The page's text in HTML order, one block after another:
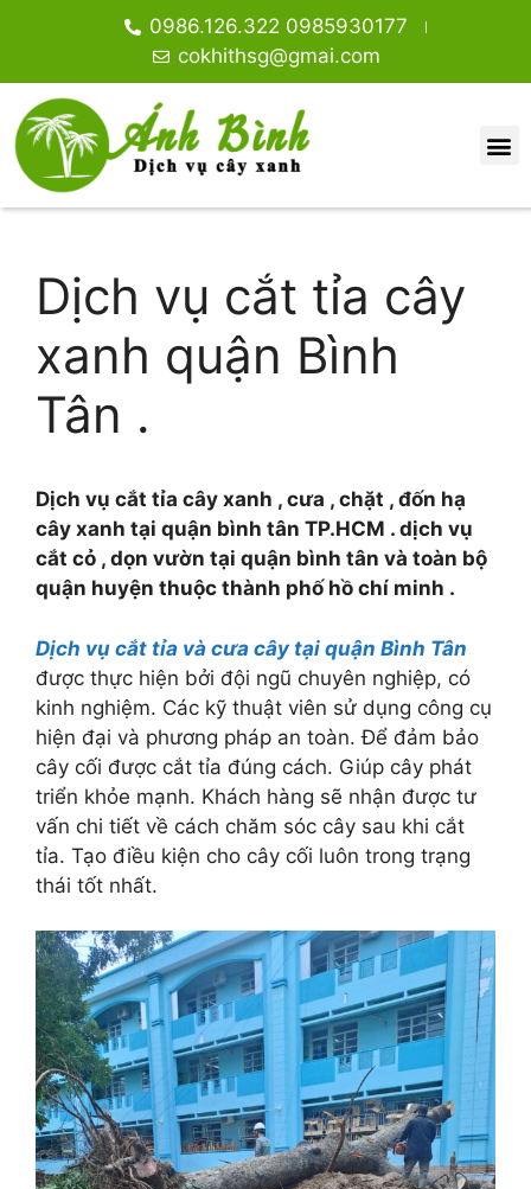
0986.126.322 0985930177
cokhithsg@gmai.com
Dịch vụ cắt tỉa cây
xanh quận Bình
Tân .
Dịch vụ cắt tỉa cây xanh , cưa , chặt , đốn hạ
cây xanh tại quận bình tân TP.HCM . dịch vụ
cắt cỏ , dọn vườn tại quận bình tân và toàn bộ
quận huyện thuộc thành phố hồ chí minh .
Dịch vụ cắt tỉa và cưa cây tại quận Bình Tân
được thực hiện bởi đội ngũ chuyên nghiệp, có
kinh nghiệm. Các kỹ thuật viên sử dụng công cụ
hiện đại và phương pháp an toàn. Để đảm bảo
cây cối được cắt tỉa đúng cách. Giúp cây phát
triển khỏe mạnh. Khách hàng sẽ nhận được tư
vấn chi tiết về cách chăm sóc cây sau khi cắt
tỉa. Tạo điều kiện cho cây cối luôn trong trạng
thái tốt nhất.